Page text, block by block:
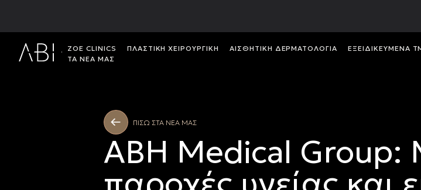
ΖΟΕ CLINICS ΠΛΑΣΤΙΚH ΧΕΙΡΟΥΡΓΙΚH ΑΙΣΘΗΤΙΚH ΔΕΡΜΑΤΟΛΟΓIΑ ΕΞΕΙΔΙΚΕΥΜΕΝΑ
ΤΑ ΝΕΑ ΜΑΣ
ΠΙΣΩ ΣΤΑ ΝΕΑ ΜΑΣ
ABH Medical Group: